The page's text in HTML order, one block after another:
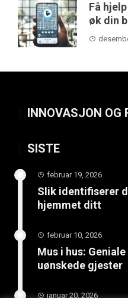
Få
øk din
INNOVASJON OG
SISTE
februar 19, 2026
Slik identifiserer
hjemmet ditt
februar 10, 2026
Mus i hus:
uønskede gjester
januar 20, 2026